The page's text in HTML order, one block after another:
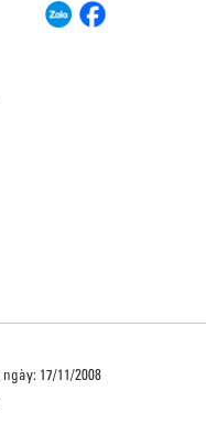
17/11/2008